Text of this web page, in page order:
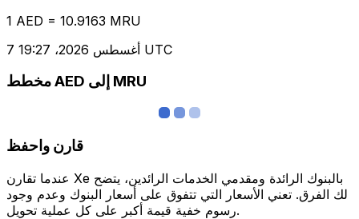
1 AED = 10.9163 MRU
7 أغسطس 2026، 19:27 UTC
مخطط AED إلى MRU
قارن واحفظ
عندما تقارن Xe بالبنوك الرائدة ومقدمي الخدمات الرائدين، يتضح
لك الفرق. تعني الأسعار التي تتفوق على أسعار البنوك وعدم وجود
رسوم خفية قيمة أكبر على كل عملية تحويل.